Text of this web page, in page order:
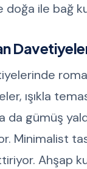
ile bağ
ışıkla
gümüş
Minimalist
Ahşap